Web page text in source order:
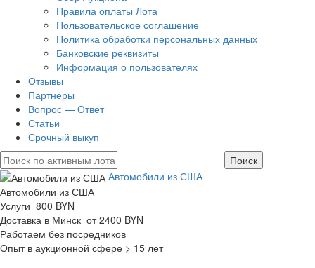
Правила оплаты Лота
Пользовательское соглашение
Политика обработки персональных данных
Банковские реквизиты
Информация о пользователях
Отзывы
Партнёры
Вопрос — Ответ
Статьи
Срочный выкуп
Автомобили из США
Автомобили из США
Услуги 800 BYN
Доставка в Минск от 2400 BYN
Работаем без посредников
Опыт в аукционной сфере > 15 лет